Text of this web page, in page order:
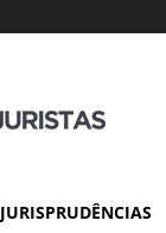
JURISPRUDÊNCIAS